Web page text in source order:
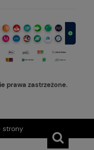
prawa zastrzeżone.
strony